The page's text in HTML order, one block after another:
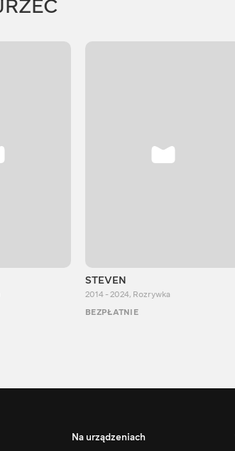
STEVEN
2014 - 2024, Rozrywka
BEZPŁATNIE
Na urządzeniach